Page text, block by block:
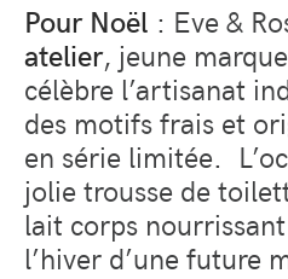
Pour Noël : Eve &
atelier, jeune
célèbre l’artisanat
des motifs frais et
en série limitée.
jolie trousse de
lait corps
l’hiver d’une future